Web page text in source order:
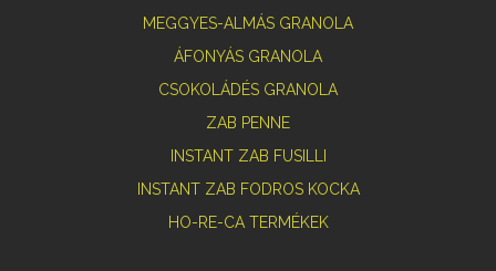
MEGGYES-ALMÁS GRANOLA
ÁFONYÁS GRANOLA
CSOKOLÁDÉS GRANOLA
ZAB PENNE
INSTANT ZAB FUSILLI
INSTANT ZAB FODROS KOCKA
HO-RE-CA TERMÉKEK